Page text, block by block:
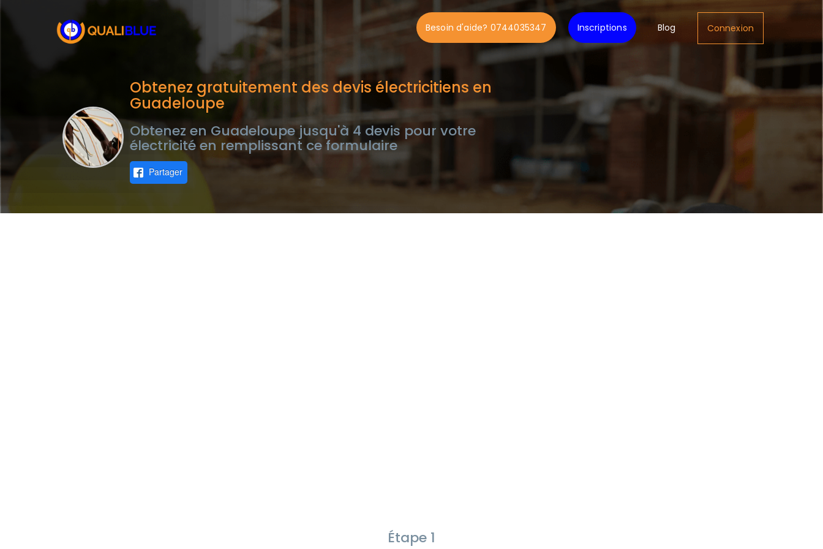
Besoin d'aide? 0744035347 Inscriptions Blog Connexion
Obtenez gratuitement des devis électricitiens en
Guadeloupe
Obtenez en Guadeloupe jusqu'à 4 devis pour votre
électricité en remplissant ce formulaire
Partager
Étape 1